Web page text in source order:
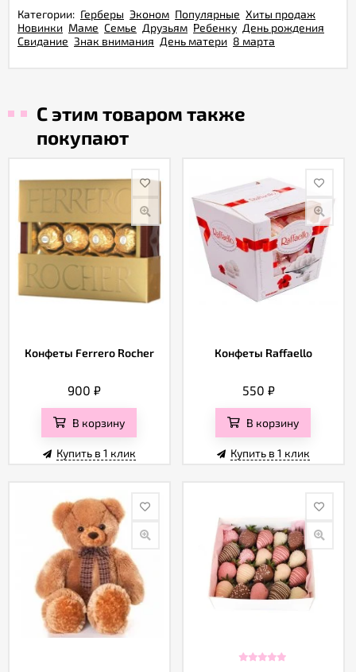
Категории: Герберы Эконом Популярные Хиты продаж
Новинки Маме Семье Друзьям Ребенку День рождения
Свидание Знак внимания День матери 8 марта
С этим товаром также
покупают
Конфеты Ferrero Rocher
900₽
В корзину
Купить в 1 клик
Конфеты Raffaello
550 ₽
В корзину
Купить в 1 клик